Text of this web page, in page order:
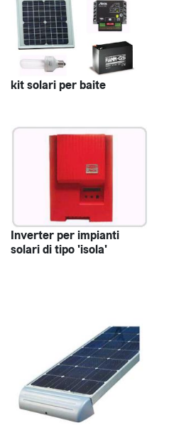
kit solari per baite
Inverter per impianti
solari di tipo 'isola'